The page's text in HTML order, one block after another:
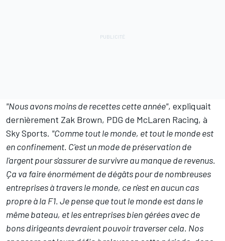
"Nous avons moins de recettes cette année", expliquait
dernièrement Zak Brown, PDG de McLaren Racing, à
Sky Sports. "Comme tout le monde, et tout le monde est
en confinement. C'est un mode de préservation de
l'argent pour s'assurer de survivre au manque de revenus.
Ça va faire énormément de dégâts pour de nombreuses
entreprises à travers le monde, ce n'est en aucun cas
propre à la F1. Je pense que tout le monde est dans le
même bateau, et les entreprises bien gérées avec de
bons dirigeants devraient pouvoir traverser cela. Nos